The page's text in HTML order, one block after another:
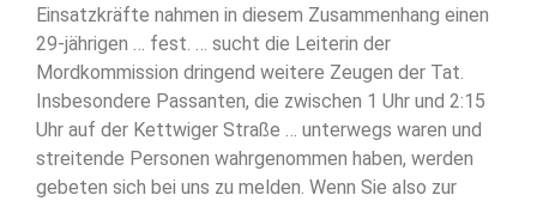
Einsatzkräfte nahmen in diesem Zusammenhang einen
29-jährigen … fest. … sucht die Leiterin der
Mordkommission dringend weitere Zeugen der Tat.
Insbesondere Passanten, die zwischen 1 Uhr und 2:15
Uhr auf der Kettwiger Straße … unterwegs waren und
streitende Personen wahrgenommen haben, werden
gebeten sich bei uns zu melden. Wenn Sie also zur